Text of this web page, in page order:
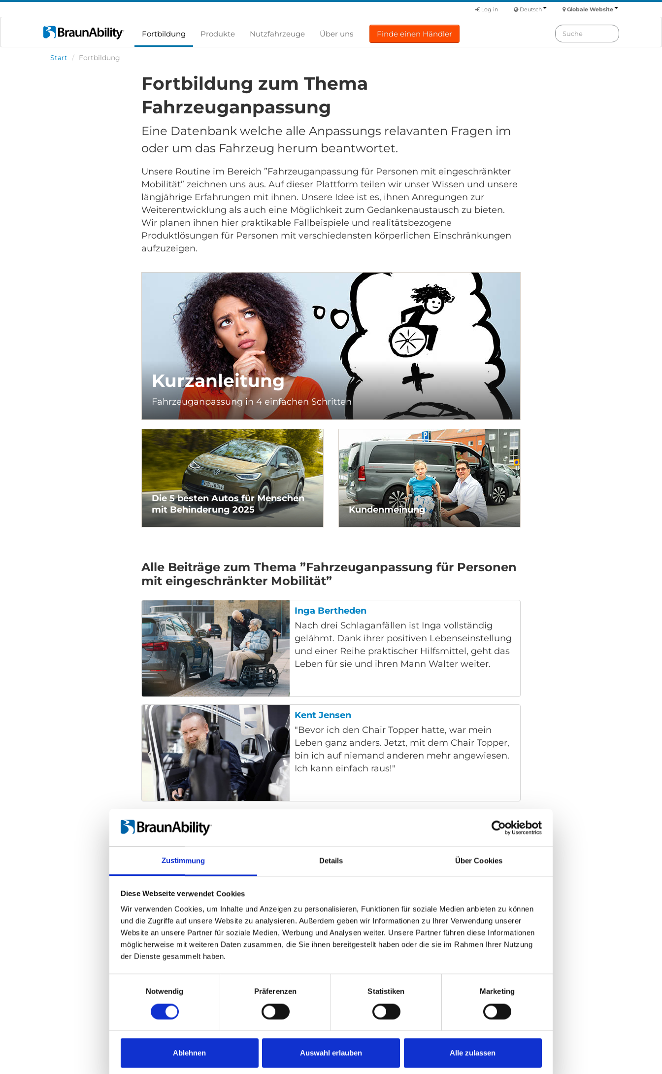
Zustimmung Details Über Cookies
Diese Webseite verwendet Cookies
Wir verwenden Cookies, um Inhalte und Anzeigen zu personalisieren, Funktionen für soziale Medien anbieten zu können
und die Zugriffe auf unsere Website zu analysieren. Außerdem geben wir Informationen zu Ihrer Verwendung unserer
Website an unsere Partner für soziale Medien, Werbung und Analysen weiter. Unsere Partner führen diese Informationen
möglicherweise mit weiteren Daten zusammen, die Sie ihnen bereitgestellt haben oder die sie im Rahmen Ihrer Nutzung
der Dienste gesammelt haben.
Notwendig
Präferenzen Statistiken Marketing
Ablehnen Auswahl erlauben Alle zulassen
Globale Website
Deutsch
Log in
Fortbildung Produkte Nutzfahrzeuge Über uns Finde einen Händler
Start / Fortbildung
Fortbildung zum Thema
Fahrzeuganpassung
Eine Datenbank welche alle Anpassungs relavanten Fragen im
oder um das Fahrzeug herum beantwortet.
Unsere Routine im Bereich ”Fahrzeuganpassung für Personen mit eingeschränkter
Mobilität” zeichnen uns aus. Auf dieser Plattform teilen wir unser Wissen und unsere
längjährige Erfahrungen mit ihnen. Unsere Idee ist es, ihnen Anregungen zur
Weiterentwicklung als auch eine Möglichkeit zum Gedankenaustausch zu bieten.
Wir planen ihnen hier praktikable Fallbeispiele und realitätsbezogene
Produktlösungen für Personen mit verschiedensten körperlichen Einschränkungen
aufzuzeigen.
Kurzanleitung
Fahrzeuganpassung in 4 einfachen Schritten
Die 5 besten Autos für Menschen
mit Behinderung 2025
Kundenmeinung
Alle Beiträge zum Thema ”Fahrzeuganpassung für Personen
mit eingeschränkter Mobilität”
Inga Bertheden
Nach drei Schlaganfällen ist Inga vollständig
gelähmt. Dank ihrer positiven Lebenseinstellung
und einer Reihe praktischer Hilfsmittel, geht das
Leben für sie und ihren Mann Walter weiter.
Kent Jensen
"Bevor ich den Chair Topper hatte, war mein
Leben ganz anders. Jetzt, mit dem Chair Topper,
bin ich auf niemand anderen mehr angewiesen.
Ich kann einfach raus!"
Kundenmeinungen
Lesen Sie, wie ein Fahrzeugumbau die Lebensqualität unserer Kunden verbessert
hat.
Personen mit Schleudertrauma.
Für Personen mit Rückenmarksverletzungen
(Tetraplegie, Paraplegie) stehen mehrere
technische Anpassungsoptionen zur Verfügung.